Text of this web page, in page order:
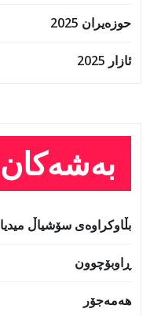
حوزه‌یران 2025
ئازار 2025
بەشەکان
بڵاوکراوەی سۆشیاڵ میدیا
ڕاوبۆچوون
هەمەجۆر